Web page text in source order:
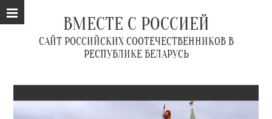
ВМЕСТЕ С РОССИЕЙ
САЙТ РОССИЙСКИХ СООТЕЧЕСТВЕННИКОВ В
РЕСПУБЛИКЕ БЕЛАРУСЬ